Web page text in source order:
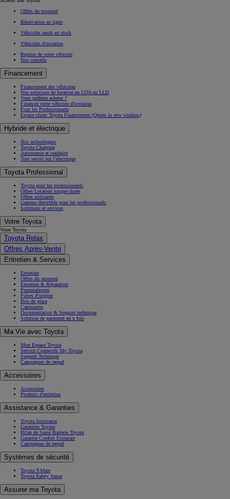
Offres du moment
Réservation en ligne
Véhicules neufs en stock
Véhicules d'occasion
Reprise de votre véhicule
Nos conseils
Financement
Financement des véhicules
Nos solutions de location en LOA ou LLD
Vous préférez acheter ?
Financez votre véhicule d'occasion
Pour les Professionnels
Espace client Toyota Financement (Opens in new window)
Hybride et électrique
Nos technologies
Toyota Charging
Autonomie et conduite
Tout savoir sur l’électrique
Toyota Professional
Toyota pour les professionnels
Offres Location longue durée
Offres utilitaires
Gamme électrifiée pour les professionnels
Solutions et services
Votre Toyota
Votre Toyota
Toyota Relax
Offres Après-Vente
Entretien & Services
Entretien
Offres du moment
Entretien & Réparation
Pneumatiques
Pièces d'origine
Bris de glace
Carrosserie
Documentation & Support technique
Solution de paiement en x fois
Ma Vie avec Toyota
Mon Espace Toyota
Service Connectés My Toyota
Support Technique
Campagnes de rappel
Accessoires
Accessoires
Produits d'entretien
Assistance & Garanties
Toyota Assistance
Garanties Toyota
Bilan de Santé Batterie Toyota
Garantie Confort Extracare
Campagnes de rappel
Systèmes de sécurité
Toyota T-Mate
Toyota Safety Sense
Assurer ma Toyota